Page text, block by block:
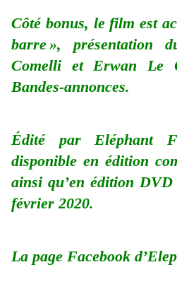
Côté bonus, le film est
barre », présentation
Comelli et Erwan Le
Bandes-annonces.
Édité par Eléphant
disponible en édition
ainsi qu’en édition
février 2020.
La page Facebook